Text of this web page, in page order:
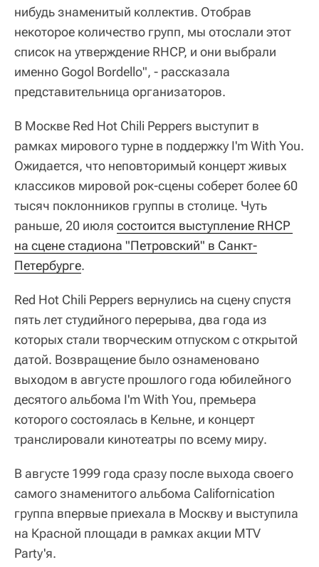
нибудь знаменитый коллектив. Отобрав
некоторое количество групп, мы отослали этот
список на утверждение RHCP, и они выбрали
именно Gogol Bordello", - рассказала
представительница организаторов.
В Москве Red Hot Chili Peppers выступит в
рамках мирового турне в поддержку I'm With You.
Ожидается, что неповторимый концерт живых
классиков мировой рок-сцены соберет более 60
тысяч поклонников группы в столице. Чуть
раньше, 20 июля состоится выступление RHCP
на сцене стадиона "Петровский" в Санкт-
Петербурге.
Red Hot Chili Peppers вернулись на сцену спустя
пять лет студийного перерыва, два года из
которых стали творческим отпуском с открытой
датой. Возвращение было ознаменовано
выходом в августе прошлого года юбилейного
десятого альбома I'm With You, премьера
которого состоялась в Кельне, и концерт
транслировали кинотеатры по всему миру.
В августе 1999 года сразу после выхода своего
самого знаменитого альбома Californication
группа впервые приехала в Москву и выступила
на Красной площади в рамках акции MTV
Party'я.